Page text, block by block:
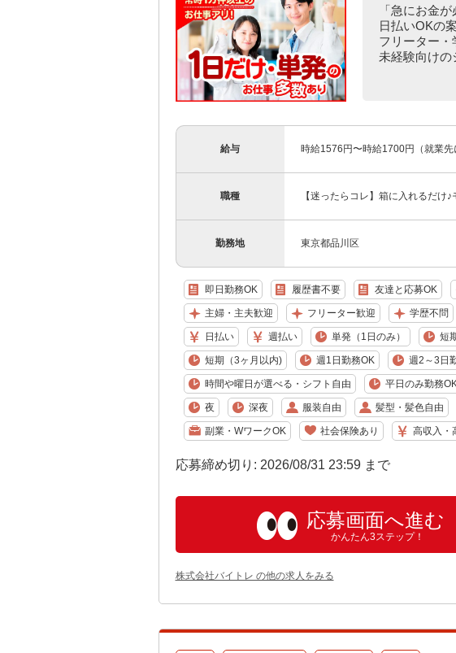
「急にお金
日払いOKの
フリーター
未経験向けの
給与 時給1576円〜時給1700円（就業先
職種 【迷ったらコレ】箱に入れるだけ
勤務地 東京都品川区
即日勤務OK 履歴書不要 友達と応募OK
主婦・主夫歓迎 フリーター歓迎 学歴不問
日払い 週払い 単発（1日のみ） 短
短期（3ヶ月以内) 週1日勤務OK 週2～3日
時間や曜日が選べる・シフト自由 平日のみ勤務
夜 深夜 服装自由 髪型・髪色自由
副業・WワークOK 社会保険あり 高収入・
応募締め切り: 2026/08/31 23:59 まで
応募画面へ進む
かんたん3ステップ！
株式会社バイトレ の他の求人をみる